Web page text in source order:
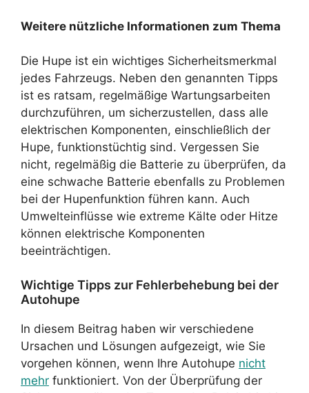
Weitere nützliche Informationen zum Thema
Die Hupe ist ein wichtiges Sicherheitsmerkmal
jedes Fahrzeugs. Neben den genannten Tipps
ist es ratsam, regelmäßige Wartungsarbeiten
durchzuführen, um sicherzustellen, dass alle
elektrischen Komponenten, einschließlich der
Hupe, funktionstüchtig sind. Vergessen Sie
nicht, regelmäßig die Batterie zu überprüfen, da
eine schwache Batterie ebenfalls zu Problemen
bei der Hupenfunktion führen kann. Auch
Umwelteinflüsse wie extreme Kälte oder Hitze
können elektrische Komponenten
beeinträchtigen.
Wichtige Tipps zur Fehlerbehebung bei der
Autohupe
In diesem Beitrag haben wir verschiedene
Ursachen und Lösungen aufgezeigt, wie Sie
vorgehen können, wenn Ihre Autohupe nicht
mehr funktioniert. Von der Überprüfung der